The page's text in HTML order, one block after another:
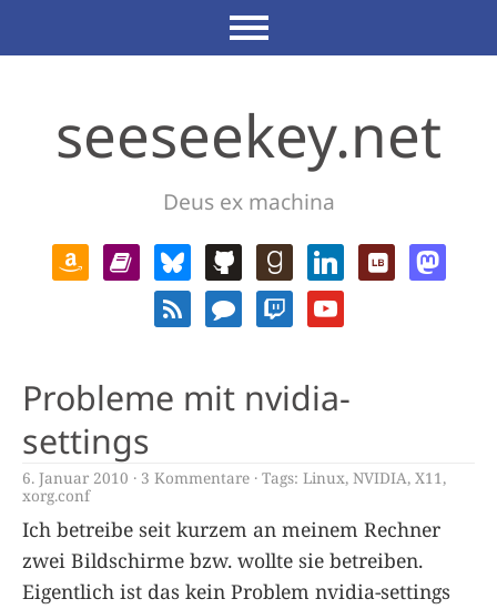
seeseekey.net
Deus ex machina
Probleme mit nvidia-
settings
6. Januar 2010 3 Kommentare Tags: Linux, NVIDIA, X11 ,
xorg.conf
Ich betreibe seit kurzem an meinem Rechner
zwei Bildschirme bzw. wollte sie betreiben.
Eigentlich ist das kein Problem nvidia-settings